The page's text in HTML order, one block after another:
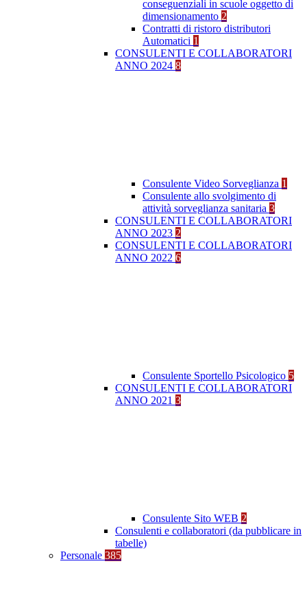
conseguenziali in scuole oggetto di
dimensionamento 2
Contratti di ristoro distributori
Automatici 1
CONSULENTI E COLLABORATORI
ANNO 2024 8
Consulente Video Sorveglianza 1
Consulente allo svolgimento di
attività sorveglianza sanitaria 3
CONSULENTI E COLLABORATORI
ANNO 2023 2
CONSULENTI E COLLABORATORI
ANNO 2022 6
Consulente Sportello Psicologico 5
CONSULENTI E COLLABORATORI
ANNO 2021 3
Consulente Sito WEB 2
Consulenti e collaboratori (da pubblicare in
tabelle)
Personale 385